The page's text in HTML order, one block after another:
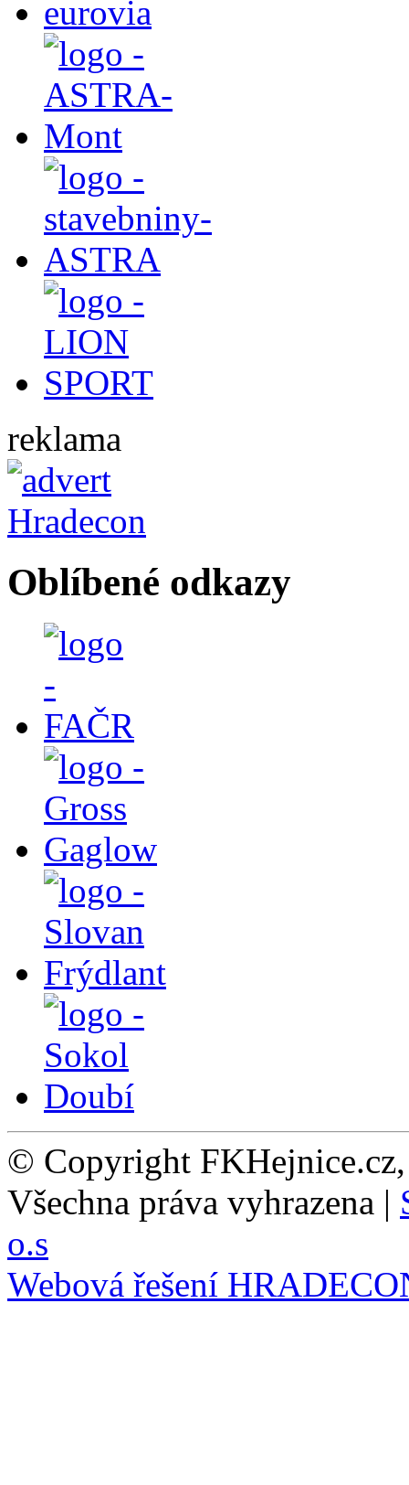
reklama
Oblíbené odkazy
© Copyright
Všechna práva vyhrazena |
o.s
Webová řešení